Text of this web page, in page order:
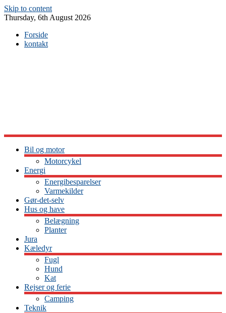
Skip to content
Thursday, 6th August 2026
Forside
kontakt
Bil og motor
Motorcykel
Energi
Energibesparelser
Varmekilder
Gør-det-selv
Hus og have
Belægning
Planter
Jura
Kæledyr
Fugl
Hund
Kat
Rejser og ferie
Camping
Teknik